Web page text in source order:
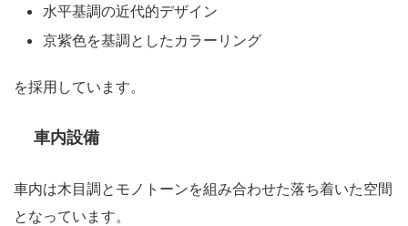
水平基調の近代的デザイン
京紫色を基調としたカラーリング
を採用しています。
車内設備
車内は木目調とモノトーンを組み合わせた落ち着いた空間
となっています。